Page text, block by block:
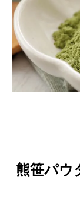
熊笹パウ